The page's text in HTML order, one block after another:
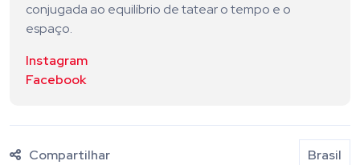
conjugada ao equilíbrio de tatear o tempo e o
espaço.
Instagram
Facebook
Compartilhar Brasil